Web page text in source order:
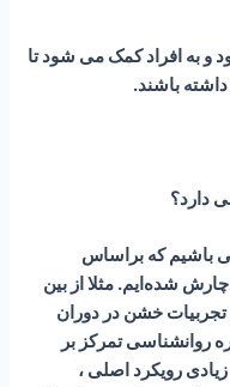
به افراد کمک می شود تا
باشند.
دارد؟
باشیم که براساس
شده‌ایم. مثلا از بین
خشن در دوران
روانشناسی تمرکز بر
رویکرد اصلی ،